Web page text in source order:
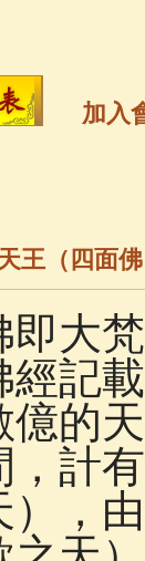
活佛
童子五十三
故事(37)
加入
王（四面
即大
經記
億的天
，計
），